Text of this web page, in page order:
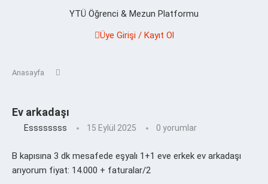
YTÜ Öğrenci & Mezun Platformu
Üye Girişi / Kayıt Ol
Anasayfa
Ev arkadaşı
Essssssss 15 Eylül 2025 0 yorumlar
B kapısına 3 dk mesafede eşyalı 1+1 eve erkek ev arkadaşı
arıyorum fiyat: 14.000 + faturalar/2